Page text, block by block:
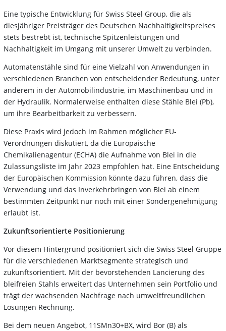
Eine typische Entwicklung für Swiss Steel Group, die als
diesjähriger Preisträger des Deutschen Nachhaltigkeitspreises
stets bestrebt ist, technische Spitzenleistungen und
Nachhaltigkeit im Umgang mit unserer Umwelt zu verbinden.
Automatenstähle sind für eine Vielzahl von Anwendungen in
verschiedenen Branchen von entscheidender Bedeutung, unter
anderem in der Automobilindustrie, im Maschinenbau und in
der Hydraulik. Normalerweise enthalten diese Stähle Blei (Pb),
um ihre Bearbeitbarkeit zu verbessern.
Diese Praxis wird jedoch im Rahmen möglicher EU-
Verordnungen diskutiert, da die Europäische
Chemikalienagentur (ECHA) die Aufnahme von Blei in die
Zulassungsliste im Jahr 2023 empfohlen hat. Eine Entscheidung
der Europäischen Kommission könnte dazu führen, dass die
Verwendung und das Inverkehrbringen von Blei ab einem
bestimmten Zeitpunkt nur noch mit einer Sondergenehmigung
erlaubt ist.
Zukunftsorientierte Positionierung
Vor diesem Hintergrund positioniert sich die Swiss Steel Gruppe
für die verschiedenen Marktsegmente strategisch und
zukunftsorientiert. Mit der bevorstehenden Lancierung des
bleifreien Stahls erweitert das Unternehmen sein Portfolio und
trägt der wachsenden Nachfrage nach umweltfreundlichen
Lösungen Rechnung.
Bei dem neuen Angebot, 11SMn30+BX, wird Bor (B) als